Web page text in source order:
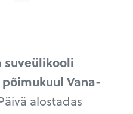
suveülikooli
Vana-
alostadas